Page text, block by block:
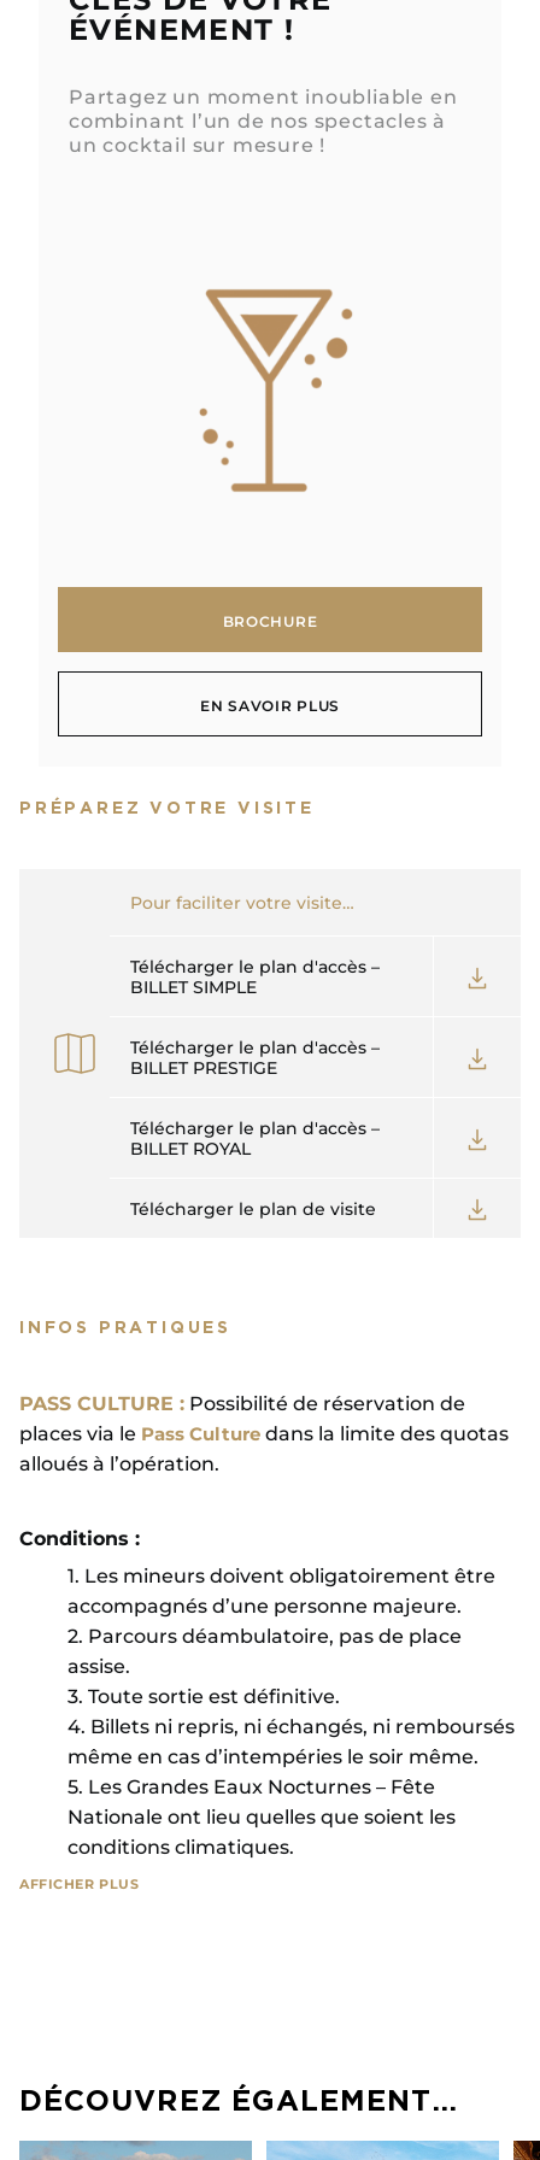
PRÉPAREZ VOTRE VISITE
Pour faciliter votre visite…
Télécharger le plan d'accès –
BILLET SIMPLE
Télécharger le plan d'accès –
BILLET PRESTIGE
Télécharger le plan d'accès –
BILLET ROYAL
Télécharger le plan de visite
INFOS PRATIQUES
PASS CULTURE : Possibilité de réservation de
places via le Pass Culture dans la limite des quotas
alloués à l’opération.
Conditions :
1. Les mineurs doivent obligatoirement être
accompagnés d’une personne majeure.
2. Parcours déambulatoire, pas de place
assise.
3. Toute sortie est définitive.
4. Billets ni repris, ni échangés, ni remboursés
même en cas d’intempéries le soir même.
5. Les Grandes Eaux Nocturnes – Fête
Nationale ont lieu quelles que soient les
conditions climatiques.
AFFICHER PLUS
Aucun duplicata ne sera délivré, même en cas de
ÉVÉNEMENT !
Partagez un moment inoubliable en
combinant l’un de nos spectacles à
un cocktail sur mesure !
BROCHURE
EN SAVOIR PLUS
DÉCOUVREZ ÉGALEMENT…